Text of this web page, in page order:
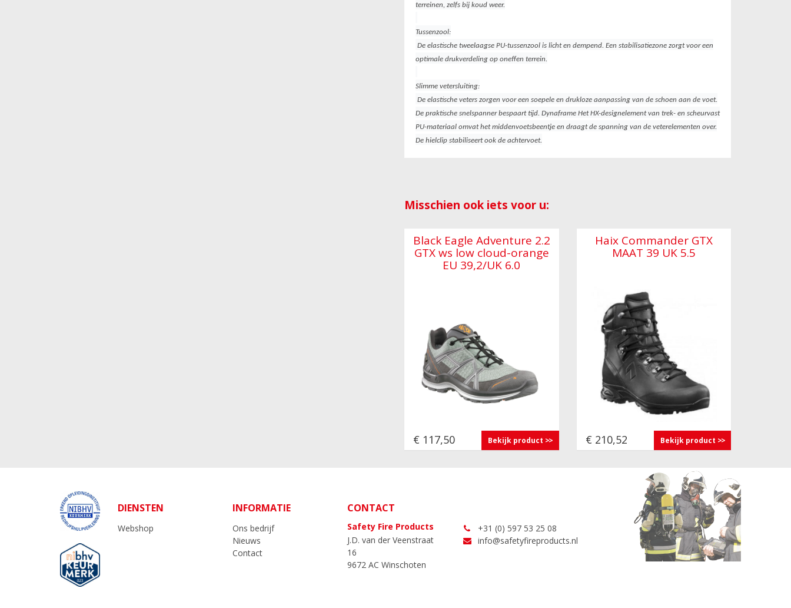
terreinen, zelfs bij koud weer.
Tussenzool:
De elastische tweelaagse PU-tussenzool is licht en dempend. Een stabilisatiezone zorgt voor een
optimale drukverdeling op oneffen terrein.
Slimme vetersluiting:
De elastische veters zorgen voor een soepele en drukloze aanpassing van de schoen aan de voet.
De praktische snelspanner bespaart tijd. Dynaframe Het HX-designelement van trek- en scheurvast
PU-materiaal omvat het middenvoetsbeentje en draagt ​​de spanning van de veterelementen over.
De hielclip stabiliseert ook de achtervoet.
Misschien ook iets voor u:
Black Eagle Adventure 2.2
GTX ws low cloud-orange
EU 39,2/UK 6.0
€ 117,50 Bekijk product
Haix Commander GTX
MAAT 39 UK 5.5
€ 210,52 Bekijk product
DIENSTEN
Webshop
INFORMATIE
Ons bedrijf
Nieuws
Contact
CONTACT
Safety Fire Products
J.D. van der Veenstraat
16
9672 AC Winschoten
+31 (0) 597 53 25 08
info@safetyfireproducts.nl